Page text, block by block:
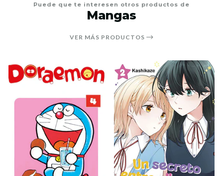
Puede que te interesen otros productos de
Mangas
VER MÁS PRODUCTOS